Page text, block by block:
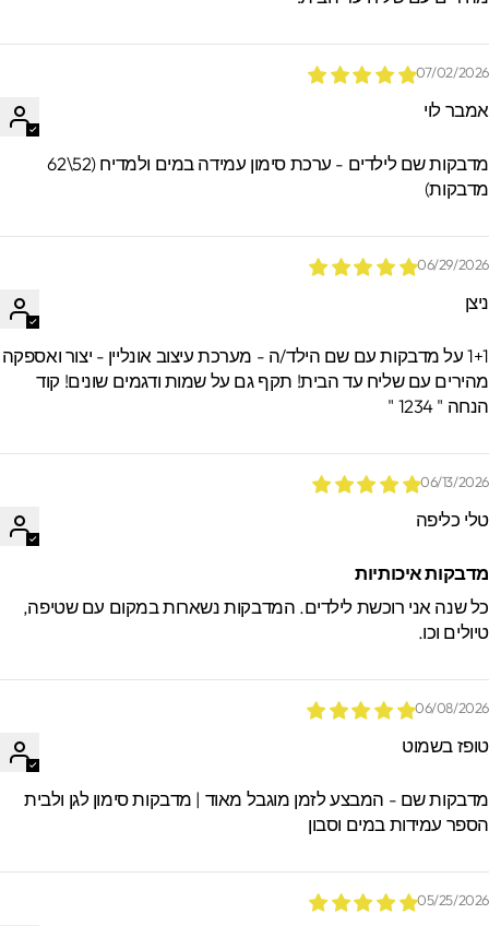
07/02/
לוי
מדבקות שם לילדים - ערכת סימון עמידה במים ולמדיח (52\62
06/29/
1+1 על מדבקות עם שם הילד/ה - מערכת עיצוב אונליין - יצור ואספקה
עם שליח עד הבית! תקף גם על שמות ודגמים שונים! קוד
" 1234 "
06/13/
כליפה
איכותיות
שנה אני רוכשת לילדים. המדבקות נשארות במקום עם שטיפה,
וכו.
06/08/
בשמוט
שם - המבצע לזמן מוגבל מאוד | מדבקות סימון לגן ולבית
עמידות במים וסבון
05/25/